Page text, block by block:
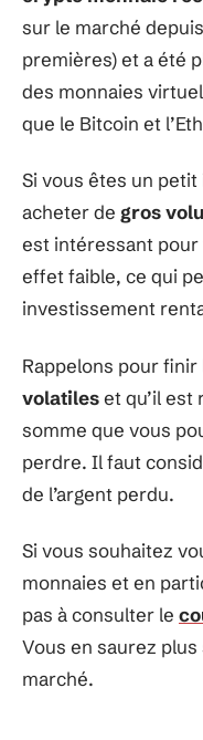
sur le marché
premières) et a été
des monnaies
que le Bitcoin et
Si vous êtes un
acheter de gros
est intéressant pour
effet faible, ce qui
investissement
Rappelons pour
volatileset qu’il est
somme que vous
perdre. Il faut
de l’argent perdu.
Si vous souhaitez
monnaies et en
pas à consulter le
Vous en saurez plus
marché.